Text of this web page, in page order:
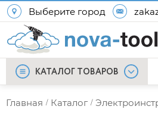
Выберите город
КАТАЛОГ ТОВАРОВ
Главная / Каталог /